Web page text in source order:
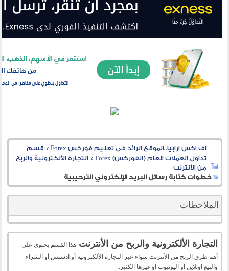
اف اكس ارابيا..الموقع الرائد فى تعليم فوركس Forex > قسم
تداول العملات العام (الفوركس) Forex
>التجارة الألكترونية والربح
من الأنترنت
خطوات كتابة رسائل البريد الإلكتروني الترحيبية
الملاحظات
التجارة الألكترونية والربح من الأنترنت هذا القسم يحتوي علي
أهم طرق الربح من الأنترنت سواء عبر التجارة الألكترونية أو ادسنس أو الشراء
والبيع اونلاين او اليوتيوب او غيرها الكثير..